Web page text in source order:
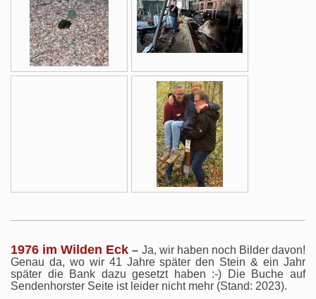
1976 im Wilden Eck – Ja, wir haben noch Bilder davon!
Genau da, wo wir 41 Jahre später den Stein & ein Jahr
später die Bank dazu gesetzt haben :-) Die Buche auf
Sendenhorster Seite ist leider nicht mehr (Stand: 2023).